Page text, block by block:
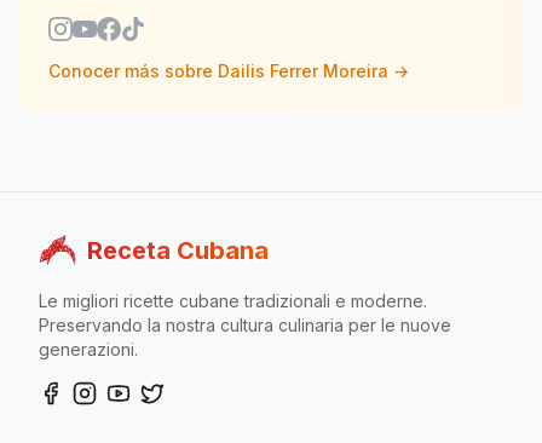
sappia "come lo faceva la nonna". RecetaCubana.app
diventa il sapore che ci unisce.
Conocer más sobre Dailis Ferrer Moreira →
Receta Cubana
Le migliori ricette cubane tradizionali e moderne.
Preservando la nostra cultura culinaria per le nuove
generazioni.